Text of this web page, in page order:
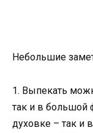
Небольшие
1. Выпекать
так и в большой
духовке – так и